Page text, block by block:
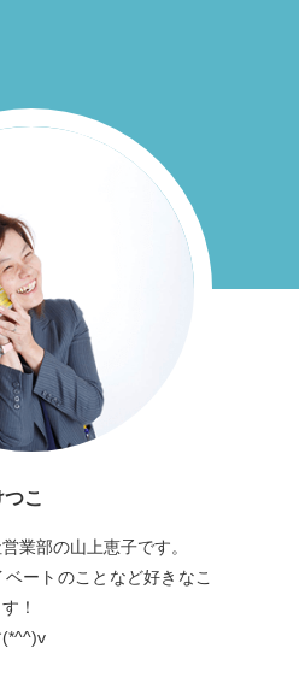
こ
業部の山上恵子です。
ートのことなど好きなこ
！